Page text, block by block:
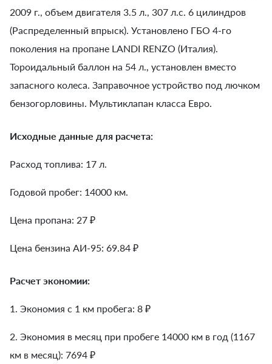
2009 г., объем двигателя 3.5 л., 307 л.с. 6 цилиндров
(Распределенный впрыск). Установлено ГБО 4-го
поколения на пропане LANDI RENZO (Италия).
Тороидальный баллон на 54 л., установлен вместо
запасного колеса. Заправочное устройство под лючком
бензогорловины. Мультиклапан класса Евро.
Исходные данные для расчета:
Расход топлива: 17 л.
Годовой пробег: 14000 км.
Цена пропана: 27 ₽
Цена бензина АИ-95: 69.84 ₽
Расчет экономии:
1. Экономия с 1 км пробега: 8 ₽
2. Экономия в месяц при пробеге 14000 км в год (1167
км в месяц): 7694 ₽